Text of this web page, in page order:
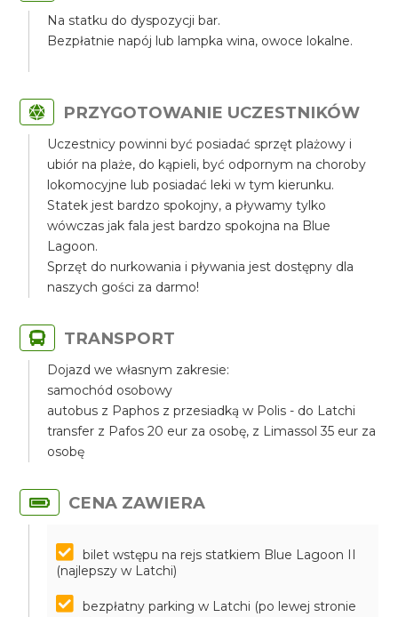
Na statku do dyspozycji bar.
Bezpłatnie napój lub lampka wina, owoce lokalne.
PRZYGOTOWANIE UCZESTNIKÓW
Uczestnicy powinni być posiadać sprzęt plażowy i
ubiór na plaże, do kąpieli, być odpornym na choroby
lokomocyjne lub posiadać leki w tym kierunku.
Statek jest bardzo spokojny, a pływamy tylko
wówczas jak fala jest bardzo spokojna na Blue
Lagoon.
Sprzęt do nurkowania i pływania jest dostępny dla
naszych gości za darmo!
TRANSPORT
Dojazd we własnym zakresie:
samochód osobowy
autobus z Paphos z przesiadką w Polis - do Latchi
transfer z Pafos 20 eur za osobę, z Limassol 35 eur za
osobę
CENA ZAWIERA
bilet wstępu na rejs statkiem Blue Lagoon II
(najlepszy w Latchi)
bezpłatny parking w Latchi (po lewej stronie